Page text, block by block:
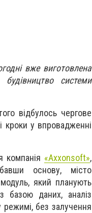
вже виготовлена
системи
відбулось чергове
кроки у впровадженні
компанія «Axxonsoft»,
основу, місто
який планують
базою даних, аналіз
без залучення